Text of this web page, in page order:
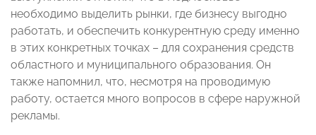
необходимо выделить рынки, где бизнесу выгодно
работать, и обеспечить конкурентную среду именно
в этих конкретных точках – для сохранения средств
областного и муниципального образования. Он
также напомнил, что, несмотря на проводимую
работу, остается много вопросов в сфере наружной
рекламы.